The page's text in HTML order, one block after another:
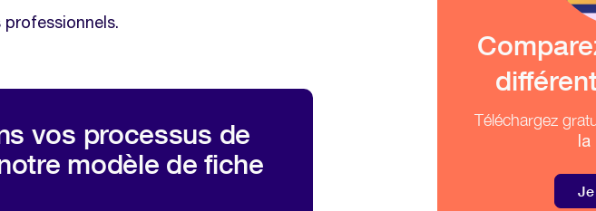
vos processus de
modèle de fiche
Téléchargez